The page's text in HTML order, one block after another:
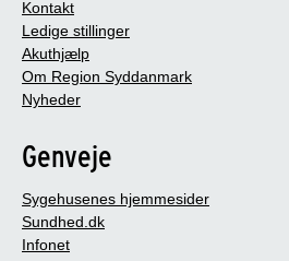
Kontakt
Ledige stillinger
Akuthjælp
Om Region Syddanmark
Nyheder
Genveje
Sygehusenes hjemmesider
Sundhed.dk
Infonet